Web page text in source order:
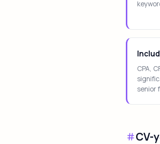
CPA,
senior
CV-